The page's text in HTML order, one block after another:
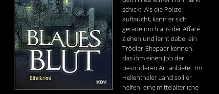
schickt. Als die Polizei
auftaucht, kann er sich
gerade noch aus der Affäre
ziehen und lernt dabei ein
Trödler-Ehepaar kennen,
das ihm einen Job der
besonderen Art anbietet: Im
Hellenthaler Land soll er
helfen, eine mittelalterliche